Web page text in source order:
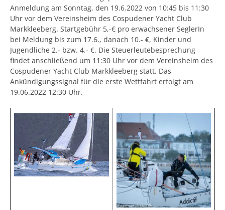
Anmeldung am Sonntag, den 19.6.2022 von 10:45 bis 11:30
Uhr vor dem Vereinsheim des Cospudener Yacht Club
Markkleeberg. Startgebühr 5,-€ pro erwachsener SeglerIn
bei Meldung bis zum 17.6., danach 10.- €, Kinder und
Jugendliche 2.- bzw. 4.- €. Die Steuerleutebesprechung
findet anschließend um 11:30 Uhr vor dem Vereinsheim des
Cospudener Yacht Club Markkleeberg statt. Das
Ankündigungssignal für die erste Wettfahrt erfolgt am
19.06.2022 12:30 Uhr.